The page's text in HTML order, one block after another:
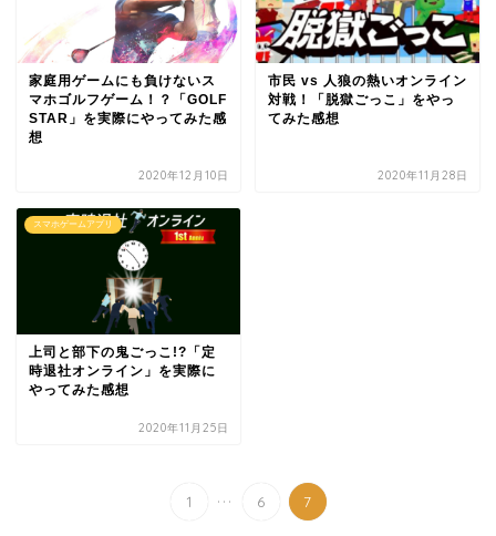
家庭用ゲームにも負けないス
マホゴルフゲーム！？「GOLF
STAR」を実際にやってみた感
想
2020年12月10日
市民 vs 人狼の熱いオンライン
対戦！「脱獄ごっこ」をやっ
てみた感想
2020年11月28日
スマホゲームアプリ
上司と部下の鬼ごっこ!?「定
時退社オンライン」を実際に
やってみた感想
2020年11月25日
1 ... 6 7